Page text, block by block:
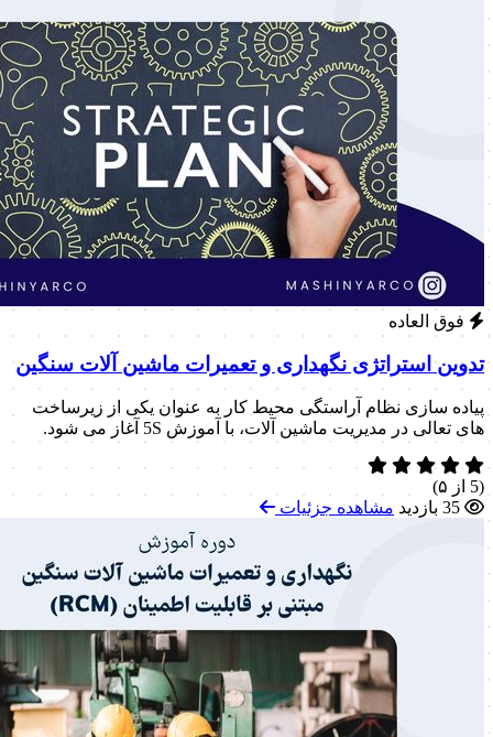
فوق العاده
تدوین استراتژی نگهداری و تعمیرات ماشین آلات سنگین
پیاده سازی نظام آراستگی محیط کار به عنوان یکی از زیرساخت
های تعالی در مدیریت ماشین آلات، با آموزش 5S آغاز می شود.
(5 از ۵)
مشاهده جزئیات